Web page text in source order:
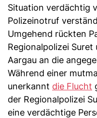
Situation verdächtig
Polizeinotruf
Umgehend rückten
Regionalpolizei
Aargau an die
Während einer
unerkannt die Flucht
der Regionalpolizei
eine verdächtige